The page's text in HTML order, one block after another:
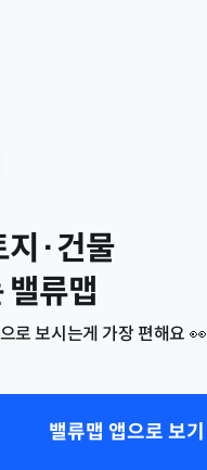
지·건물
밸류맵
로 보시는게 가장 편해요 👀
밸류맵 앱으로 보기